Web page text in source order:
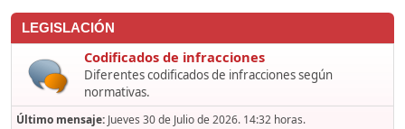
LEGISLACIÓN
Codificados de infracciones
Diferentes codificados de infracciones según
normativas.
Último mensaje: Jueves 30 de Julio de 2026. 14:32 horas.